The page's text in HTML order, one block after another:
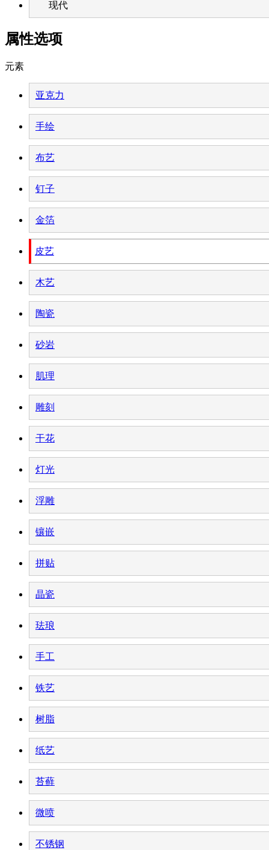
现代
属性选项
元素
亚克力
手绘
布艺
钉子
金箔
皮艺
木艺
陶瓷
砂岩
肌理
雕刻
干花
灯光
浮雕
镶嵌
拼贴
晶瓷
珐琅
手工
铁艺
树脂
纸艺
苔藓
微喷
不锈钢